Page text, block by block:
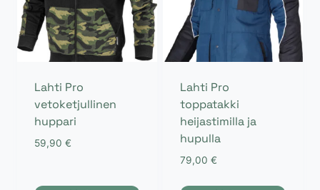
Lahti Pro
vetoketjullinen
huppari
59,90 €
Lahti Pro
toppatakki
heijastimilla ja
hupulla
79,00 €